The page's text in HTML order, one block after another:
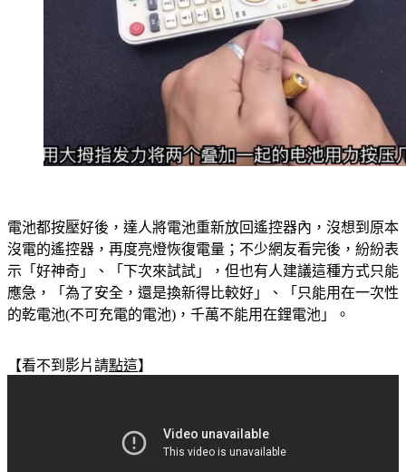
電池都按壓好後，達人將電池重新放回遙控器內，沒想到原本
沒電的遙控器，再度亮燈恢復電量；不少網友看完後，紛紛表
示「好神奇」、「下次來試試」，但也有人建議這種方式只能
應急，「為了安全，還是換新得比較好」、「只能用在一次性
的乾電池(不可充電的電池)，千萬不能用在鋰電池」。
【看不到影片請點這】